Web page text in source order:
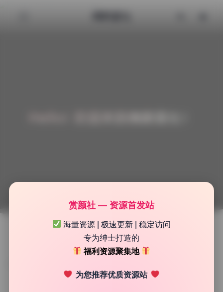
赏颜社 — 资源首发站
海量资源 | 极速更新 | 稳定访问
专为绅士打造的
福利资源聚集地
为您推荐优质资源站